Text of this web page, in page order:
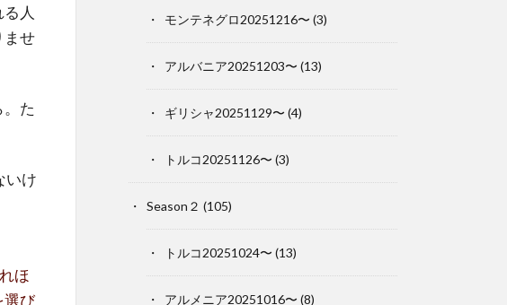
人
ませ
た
いけ
ほ
選び
モンテネグロ20251216〜 (3)
アルバニア20251203〜 (13)
ギリシャ20251129〜 (4)
トルコ20251126〜 (3)
Season２ (105)
トルコ20251024〜 (13)
アルメニア20251016〜 (8)